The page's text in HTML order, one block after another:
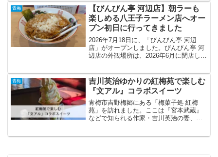
なる4月11日、午前11時の開店時間に合わ
せて足...
青梅
【びんびん亭 河辺店】朝ラーも
楽しめる八王子ラーメン店へオー
プン初日に行ってきました
2026年7月18日に、「びんびん亭 河辺
店」がオープンしました。びんびん亭 河
辺店の外観場所は、2026年6月に閉店した
入れ替わってきた場所です。その歴史を
知っている...
青梅
吉川英治ゆかりの紅梅苑で楽しむ
『文アル』コラボスイーツ
青梅市吉野梅郷にある「梅菓子処 紅梅
苑」を訪れました。ここは『宮本武蔵』
などで知られる作家・吉川英治の妻、文